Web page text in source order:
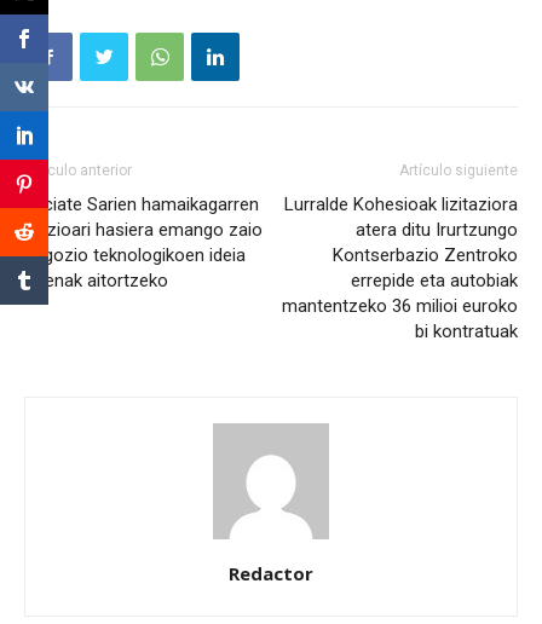
Artículo anterior
InÍciate Sarien hamaikagarren
edizioari hasiera emango zaio
negozio teknologikoen ideia
onenak aitortzeko
Artículo siguiente
Lurralde Kohesioak lizitaziora
atera ditu Irurtzungo
Kontserbazio Zentroko
errepide eta autobiak
mantentzeko 36 milioi euroko
bi kontratuak
Redactor